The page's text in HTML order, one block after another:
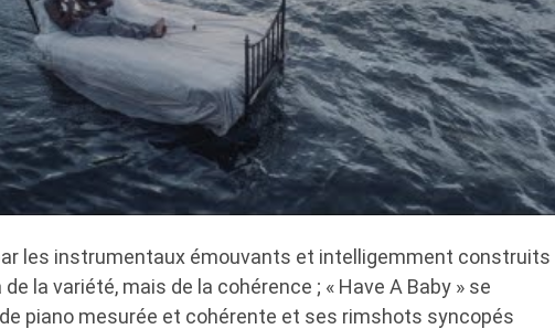
les instrumentaux émouvants et intelligemment construits
la variété, mais de la cohérence ; « Have A Baby » se
piano mesurée et cohérente et ses rimshots syncopés